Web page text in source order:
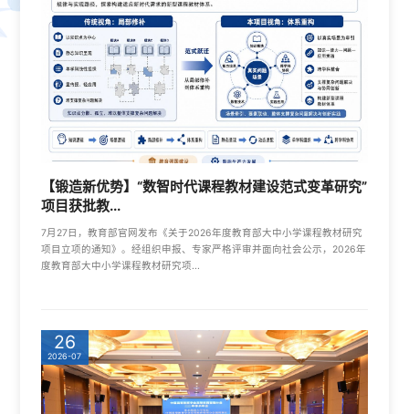
【锻造新优势】“数智时代课程教材建设范式变革研究”
项目获批教...
7月27日，教育部官网发布《关于2026年度教育部大中小学课程教材研究
项目立项的通知》。经组织申报、专家严格评审并面向社会公示，2026年
度教育部大中小学课程教材研究项...
26
2026-07